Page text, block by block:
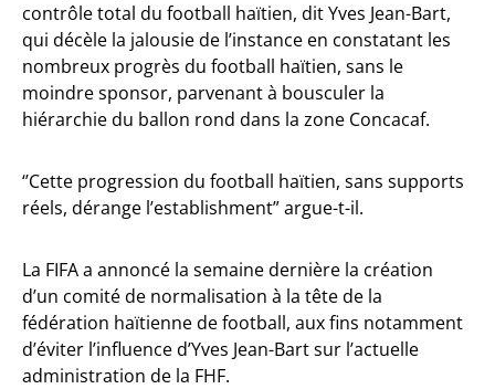
contrôle total du football haïtien, dit Yves Jean-Bart,
qui décèle la jalousie de l’instance en constatant les
nombreux progrès du football haïtien, sans le
moindre sponsor, parvenant à bousculer la
hiérarchie du ballon rond dans la zone Concacaf.
‘’Cette progression du football haïtien, sans supports
réels, dérange l’establishment” argue-t-il.
La FIFA a annoncé la semaine dernière la création
d’un comité de normalisation à la tête de la
fédération haïtienne de football, aux fins notamment
d’éviter l’influence d’Yves Jean-Bart sur l’actuelle
administration de la FHF.